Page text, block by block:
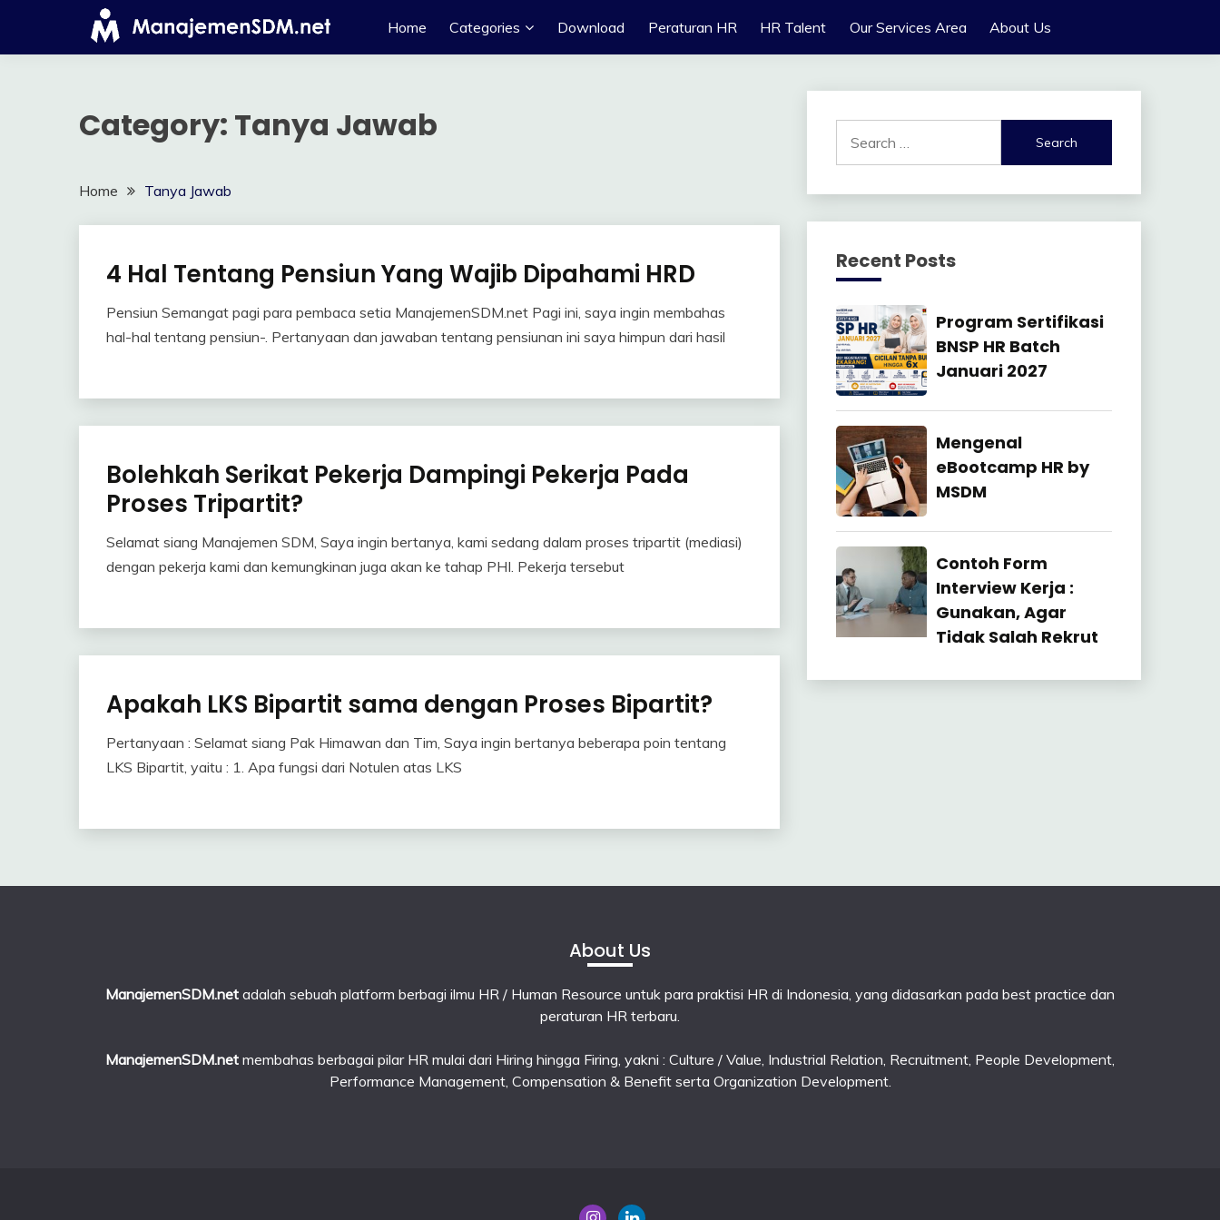
content
Home Categories Download Peraturan HR HR Talent Our Services Area About Us
Category: Tanya Jawab
Home Tanya Jawab
Tanya
4 Hal Tentang Pensiun Yang Wajib Dipahami HRD
17
Himawan
Pensiun Semangat pagi para pembaca setia ManajemenSDM.net Pagi ini, saya ingin membahas
hal-hal tentang pensiun-. Pertanyaan dan jawaban tentang pensiunan ini saya himpun dari hasil
Industrial
Tanya
Bolehkah Serikat Pekerja Dampingi Pekerja Pada
Proses Tripartit?
4
April
Himawan
Selamat siang Manajemen SDM, Saya ingin bertanya, kami sedang dalam proses tripartit (mediasi)
dengan pekerja kami dan kemungkinan juga akan ke tahap PHI. Pekerja tersebut
Industrial
Relation
Tanya
Jawab
Apakah LKS Bipartit sama dengan Proses Bipartit?
21
Himawan
Pertanyaan : Selamat siang Pak Himawan dan Tim, Saya ingin bertanya beberapa poin tentang
LKS Bipartit, yaitu : 1. Apa fungsi dari Notulen atas LKS
for:
Recent Posts
Manajemen
SDM
Program Sertifikasi
BNSP HR Batch
Januari 2027
27
2026
Industrial
Relation
Mengenal
eBootcamp HR by
MSDM
22
2026
Industrial
Relation
Contoh Form
Interview Kerja :
Gunakan, Agar
Tidak Salah Rekrut
23
About Us
ManajemenSDM.net adalah sebuah platform berbagi ilmu HR / Human Resource untuk para praktisi HR di Indonesia, yang didasarkan pada best practice dan
peraturan HR terbaru.
ManajemenSDM.net membahas berbagai pilar HR mulai dari Hiring hingga Firing, yakni : Culture / Value, Industrial Relation, Recruitment, People Development,
Performance Management, Compensation & Benefit serta Organization Development.